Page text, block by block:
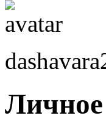
Личное